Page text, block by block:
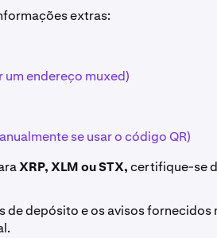
extras:
um endereço muxed)
se usar o código QR)
XRP, XLM ou STX,certifique-se
de depósito e os avisos fornecidos